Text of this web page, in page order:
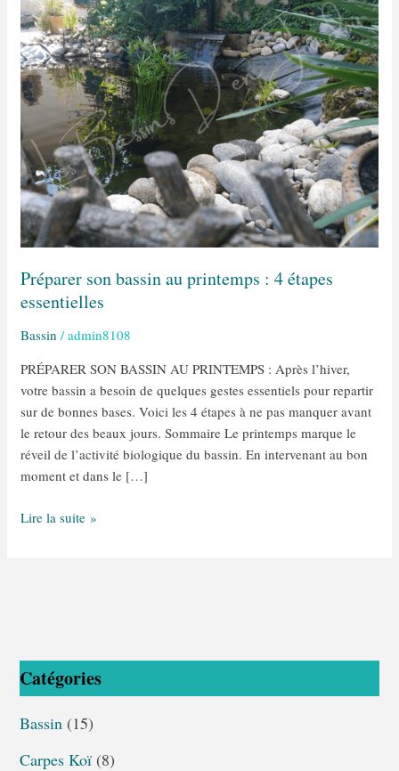
Préparer son bassin au printemps : 4 étapes
essentielles
Bassin /admin8108
PRÉPARER SON BASSIN AU PRINTEMPS : Après l’hiver,
votre bassin a besoin de quelques gestes essentiels pour repartir
sur de bonnes bases. Voici les 4 étapes à ne pas manquer avant
le retour des beaux jours. Sommaire Le printemps marque le
réveil de l’activité biologique du bassin. En intervenant au bon
moment et dans le […]
bassin
au
printemps
:
4
étapes
essentielles
Lire la suite »
Catégories
Bassin(15)
Carpes Koï(8)